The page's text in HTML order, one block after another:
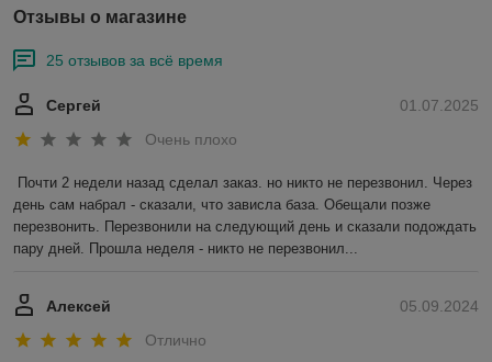
Отзывы о магазине
25 отзывов за всё время
01.07.2025
Сергей
Очень плохо
Почти 2 недели назад сделал заказ. но никто не перезвонил. Через
день сам набрал - сказали, что зависла база. Обещали позже
перезвонить. Перезвонили на следующий день и сказали подождать
пару дней. Прошла неделя - никто не перезвонил...
05.09.2024
Алексей
Отлично